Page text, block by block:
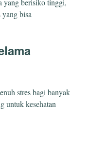
yang berisiko tinggi,
bisa
stres bagi banyak
untuk kesehatan